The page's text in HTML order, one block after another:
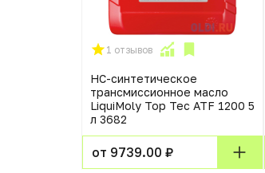
1 отзывов
НС-синтетическое
трансмиссионное масло
LiquiMoly Top Tec ATF 1200 5
л 3682
от 9739.00 ₽